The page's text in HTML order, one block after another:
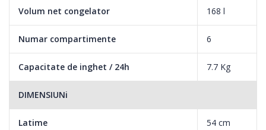
Volum net congelator 168 l
Numar compartimente 6
Capacitate de inghet / 24h 7.7 Kg
DIMENSIUNi
Latime 54 cm